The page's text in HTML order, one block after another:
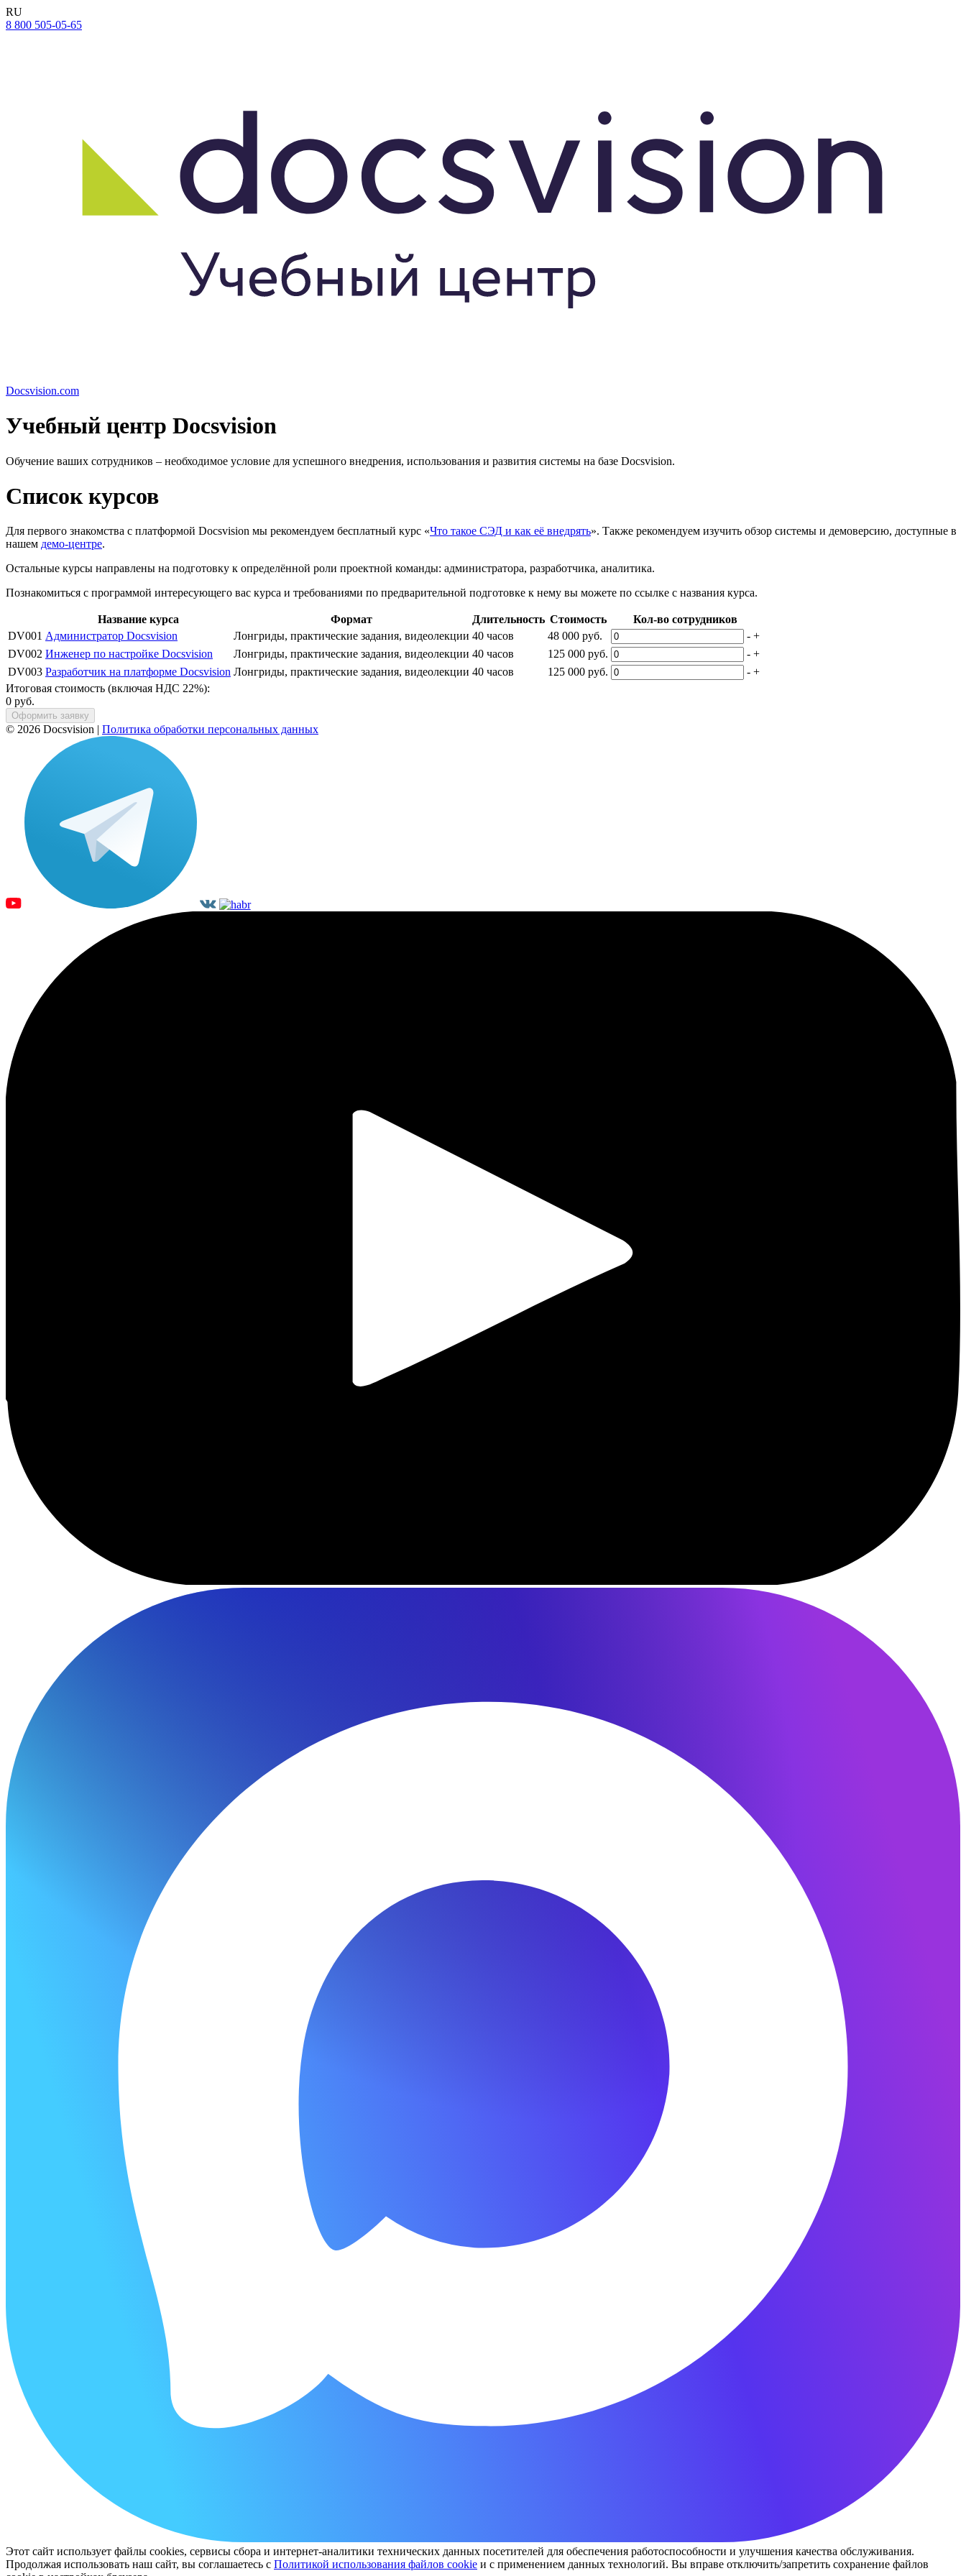
RU
8 800 505-05-65
Docsvision.com
Учебный центр Docsvision
Обучение ваших сотрудников – необходимое условие для успешного внедрения, использования и развития системы на базе Docsvision.
Список курсов
Для первого знакомства с платформой Docsvision мы рекомендуем бесплатный курс «Что такое СЭД и как её внедрять». Также рекомендуем изучить обзор системы и демоверсию, доступные в
нашем демо-центре.
Остальные курсы направлены на подготовку к определённой роли проектной команды: администратора, разработчика, аналитика.
Познакомиться с программой интересующего вас курса и требованиями по предварительной подготовке к нему вы можете по ссылке с названия курса.
Название курса Формат Длительность Стоимость
Кол-во сотрудников
DV001 Aдминистратор Docsvision Лонгриды, практические задания, видеолекции 40 часов 48 000 руб. - +
DV002 Инженер по настройке Docsvision Лонгриды, практические задания, видеолекции 40 часов 125 000 руб. - +
DV003 Разработчик на платформе Docsvision Лонгриды, практические задания, видеолекции 40 часов 125 000 руб. - +
Итоговая стоимость (включая НДС 22%):
0 руб.
Оформить заявку
© 2026 Docsvision Политика обработки персональных данных
Этот сайт использует файлы cookies, сервисы сбора и интернет-аналитики технических данных посетителей для обеспечения работоспособности и улучшения качества обслуживания.
Продолжая использовать наш сайт, вы соглашаетесь с Политикой использования файлов cookie и с применением данных технологий. Вы вправе отключить/запретить сохранение файлов